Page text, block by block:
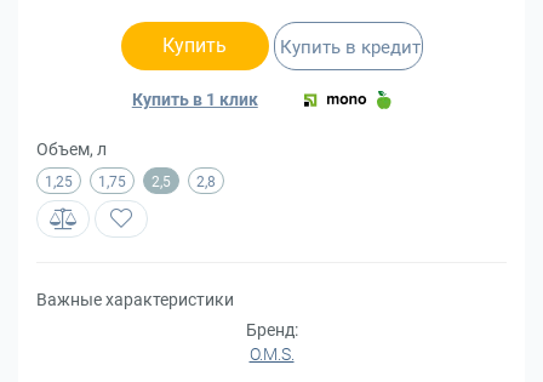
Купить
Купить в 1 клик
Купить в кредит
Объем, л
1,25 1,75 2,5 2,8
Важные характеристики
Бренд:
O.M.S.